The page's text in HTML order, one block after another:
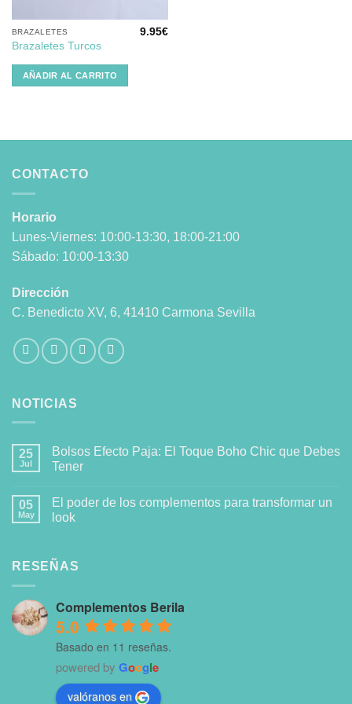
BRAZALETES
Brazaletes Turcos
9.95€
AÑADIR AL CARRITO
CONTACTO
Horario
Lunes-Viernes: 10:00-13:30, 18:00-21:00
Sábado: 10:00-13:30
Dirección
C. Benedicto XV, 6, 41410 Carmona Sevilla
NOTICIAS
25
Jul
Bolsos Efecto Paja: El Toque Boho Chic que Debes
Tener
05
May
El poder de los complementos para transformar un
look
RESEÑAS
Complementos Berila
5.0
Basado en 11 reseñas.
powered by Google
valóranos en